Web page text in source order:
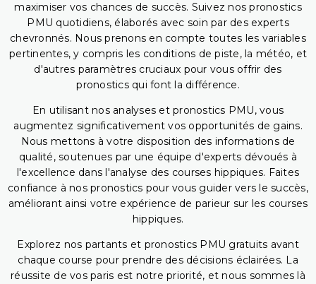
maximiser vos chances de succès. Suivez nos pronostics
PMU quotidiens, élaborés avec soin par des experts
chevronnés. Nous prenons en compte toutes les variables
pertinentes, y compris les conditions de piste, la météo, et
d'autres paramètres cruciaux pour vous offrir des
pronostics qui font la différence.
En utilisant nos analyses et pronostics PMU, vous
augmentez significativement vos opportunités de gains.
Nous mettons à votre disposition des informations de
qualité, soutenues par une équipe d'experts dévoués à
l'excellence dans l'analyse des courses hippiques. Faites
confiance à nos pronostics pour vous guider vers le succès,
améliorant ainsi votre expérience de parieur sur les courses
hippiques.
Explorez nos partants et pronostics PMU gratuits avant
chaque course pour prendre des décisions éclairées. La
réussite de vos paris est notre priorité, et nous sommes là